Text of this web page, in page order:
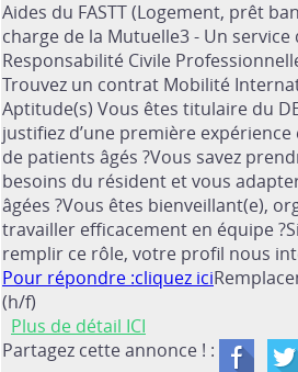
Aides du FASTT (Logement, prêt
charge de la Mutuelle3 - Un
Responsabilité Civile
Trouvez un contrat Mobilité
Aptitude(s) Vous êtes titulaire du
justifiez d’une première expérience
de patients âgés ?Vous savez
besoins du résident et vous
âgées ?Vous êtes bienveillant(e),
travailler efficacement en équipe
remplir ce rôle, votre profil nous
Pour répondre :cliquez ici
(h/f)
Plus de détail ICI
Partagez cette annonce ! :